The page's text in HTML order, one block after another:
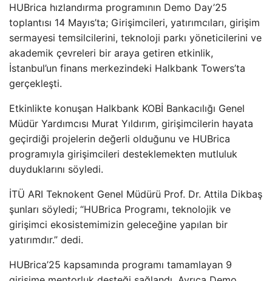
HUBrica hızlandırma programının Demo Day’25
toplantısı 14 Mayıs’ta; Girişimcileri, yatırımcıları, girişim
sermayesi temsilcilerini, teknoloji parkı yöneticilerini ve
akademik çevreleri bir araya getiren etkinlik,
İstanbul’un finans merkezindeki Halkbank Towers’ta
gerçekleşti.
Etkinlikte konuşan Halkbank KOBİ Bankacılığı Genel
Müdür Yardımcısı Murat Yıldırım, girişimcilerin hayata
geçirdiği projelerin değerli olduğunu ve HUBrica
programıyla girişimcileri desteklemekten mutluluk
duyduklarını söyledi.
İTÜ ARI Teknokent Genel Müdürü Prof. Dr. Attila Dikbaş
şunları söyledi; “HUBrica Programı, teknolojik ve
girişimci ekosistemimizin geleceğine yapılan bir
yatırımdır.” dedi.
HUBrica’25 kapsamında programı tamamlayan 9